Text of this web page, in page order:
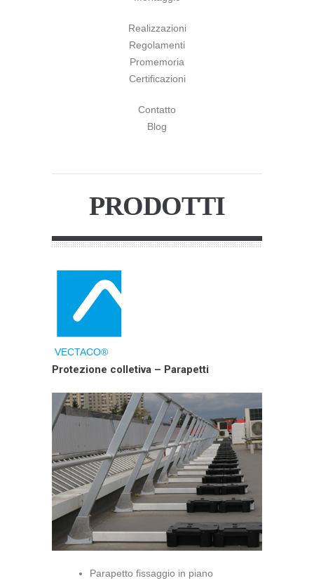
Realizzazioni
Regolamenti
Promemoria
Certificazioni
Contatto
Blog
PRODOTTI
VECTACO®
Protezione colletiva – Parapetti
Parapetto fissaggio in piano